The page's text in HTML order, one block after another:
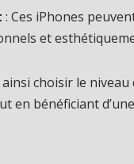
: Ces iPhones
et
choisir le
en bénéficiant d’une